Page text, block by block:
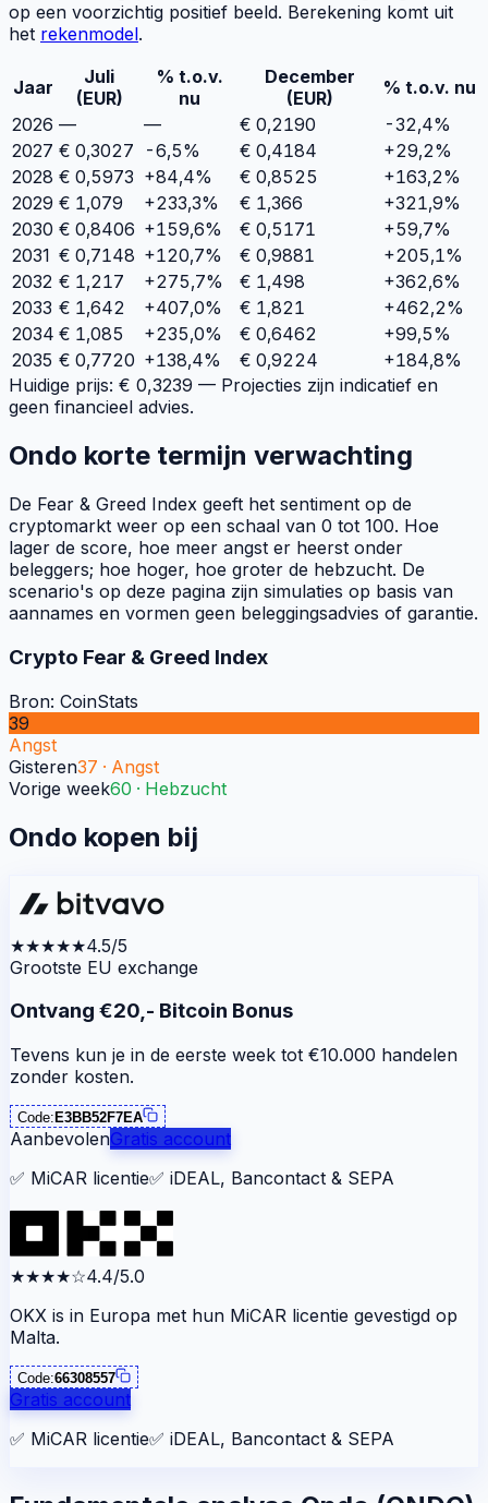
op een voorzichtig positief beeld. Berekening komt uit
het rekenmodel.
Jaar
Juli
(EUR)
% t.o.v.
nu
December
(EUR)
% t.o.v. nu
2026 — — € 0,2190 -32,4%
2027 € 0,3027 -6,5% € 0,4184 +29,2%
2028 € 0,5973 +84,4% € 0,8525 +163,2%
2029 € 1,079 +233,3% € 1,366 +321,9%
2030 € 0,8406 +159,6% € 0,5171 +59,7%
2031 € 0,7148 +120,7% € 0,9881 +205,1%
2032 € 1,217 +275,7% € 1,498 +362,6%
2033 € 1,642 +407,0% € 1,821 +462,2%
2034 € 1,085 +235,0% € 0,6462 +99,5%
2035 € 0,7720 +138,4% € 0,9224 +184,8%
Huidige prijs: € 0,3239 — Projecties zijn indicatief en
geen financieel advies.
Ondo korte termijn verwachting
De Fear & Greed Index geeft het sentiment op de
cryptomarkt weer op een schaal van 0 tot 100. Hoe
lager de score, hoe meer angst er heerst onder
beleggers; hoe hoger, hoe groter de hebzucht. De
scenario's op deze pagina zijn simulaties op basis van
aannames en vormen geen beleggingsadvies of garantie.
Crypto Fear & Greed Index
Bron: CoinStats
39
Angst
Gisteren37 · Angst
Vorige week60 · Hebzucht
Ondo kopen bij
★★★★★4.5/5
Grootste EU exchange
Ontvang €20,- Bitcoin Bonus
Tevens kun je in de eerste week tot €10.000 handelen
zonder kosten.
Code: E3BB52F7EA
AanbevolenGratis account
✅ MiCAR licentie✅ iDEAL, Bancontact & SEPA
★★★★☆4.4/5.0
OKX is in Europa met hun MiCAR licentie gevestigd op
Malta.
Code:66308557
Gratis account
✅ MiCAR licentie✅ iDEAL, Bancontact & SEPA